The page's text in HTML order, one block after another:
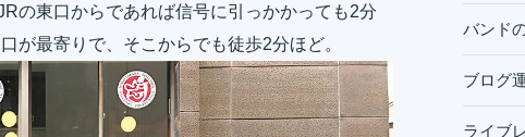
の東口からであれば信号に引っかかっても2分
が最寄りで、そこからでも徒歩2分ほど。
バンド
ブログ
ライブ